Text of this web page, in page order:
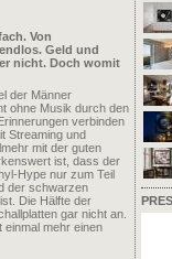
Von
Geld und
nicht. Doch womit
der Männer
ohne Musik durch den
verbinden
Streaming und
mit der guten
ist, dass der
Hype nur zum Teil
der schwarzen
Die Hälfte der
gar nicht an.
einmal mehr einen